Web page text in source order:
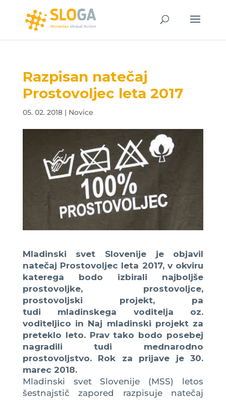
Razpisan natečaj
Prostovoljec leta 2017
05. 02. 2018| Novice
Mladinski svet Slovenije je objavil
natečaj Prostovoljec leta 2017, v okviru
katerega bodo izbirali najboljše
prostovoljke, prostovoljce,
prostovoljski projekt, pa
tudi mladinskega voditelja oz.
voditeljico in Naj mladinski projekt za
preteklo leto. Prav tako bodo posebej
nagradili tudi mednarodno
prostovoljstvo. Rok za prijave je 30.
marec 2018.
Mladinski svet Slovenije (MSS) letos
šestnajstič zapored razpisuje natečaj